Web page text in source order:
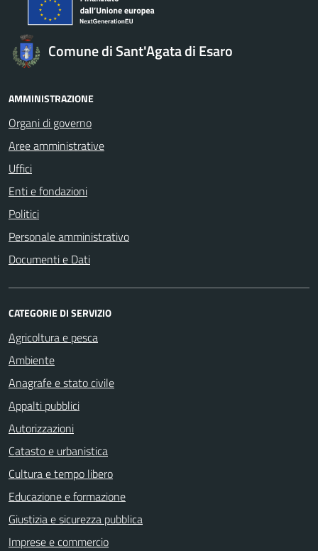
Comune di Sant'Agata di Esaro
AMMINISTRAZIONE
Organi di governo
Aree amministrative
Uffici
Enti e fondazioni
Politici
Personale amministrativo
Documenti e Dati
CATEGORIE DI SERVIZIO
Agricoltura e pesca
Ambiente
Anagrafe e stato civile
Appalti pubblici
Autorizzazioni
Catasto e urbanistica
Cultura e tempo libero
Educazione e formazione
Giustizia e sicurezza pubblica
Imprese e commercio